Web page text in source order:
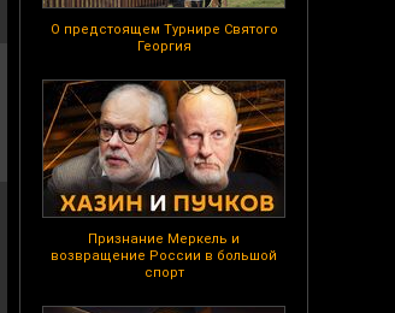
О предстоящем Турнире Святого
Георгия
Признание Меркель и
возвращение России в большой
спорт